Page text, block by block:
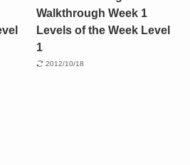
Walkthrough Week 1
Levels of the Week Level
1
2012/10/18